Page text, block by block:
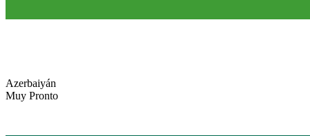
Azerbaiyán
Muy Pronto